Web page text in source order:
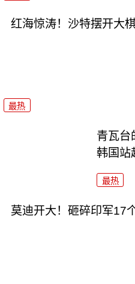
红海惊涛！沙特摆开大
最热
青瓦台
韩国站
最热
莫迪开大！砸碎印军17